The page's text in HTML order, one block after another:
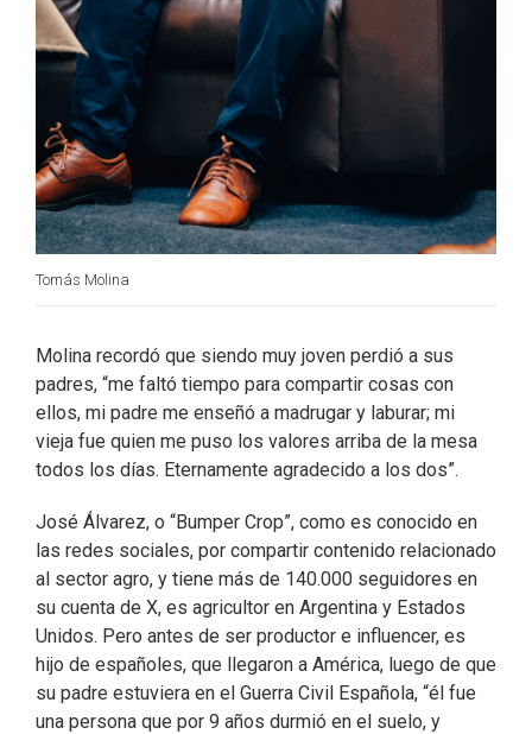
Tomás Molina
Molina recordó que siendo muy joven perdió a sus
padres, “me faltó tiempo para compartir cosas con
ellos, mi padre me enseñó a madrugar y laburar; mi
vieja fue quien me puso los valores arriba de la mesa
todos los días. Eternamente agradecido a los dos”.
José Álvarez, o “Bumper Crop”, como es conocido en
las redes sociales, por compartir contenido relacionado
al sector agro, y tiene más de 140.000 seguidores en
su cuenta de X, es agricultor en Argentina y Estados
Unidos. Pero antes de ser productor e influencer, es
hijo de españoles, que llegaron a América, luego de que
su padre estuviera en el Guerra Civil Española, “él fue
una persona que por 9 años durmió en el suelo, y